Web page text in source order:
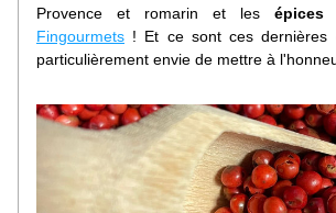
Provence et romarin et les
Fingourmets ! Et ce sont ces dernières
particulièrement envie de mettre à